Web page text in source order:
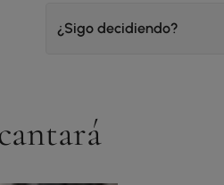
¿Sigo decidiendo?